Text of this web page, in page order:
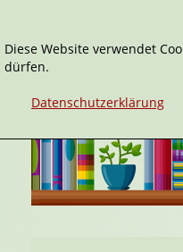
Diese Website verwendet
dürfen.
Datenschutzerklärung